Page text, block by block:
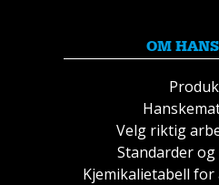
OM
Velg riktig
Standarder
Kjemikalietabell